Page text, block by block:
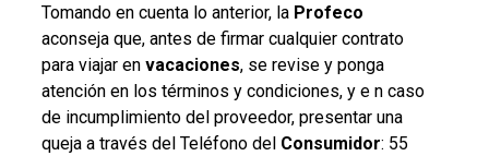
Tomando en cuenta lo anterior, la Profeco
aconseja que, antes de firmar cualquier contrato
para viajar en vacaciones, se revise y ponga
atención en los términos y condiciones, y e n caso
de incumplimiento del proveedor, presentar una
queja a través del Teléfono del Consumidor: 55